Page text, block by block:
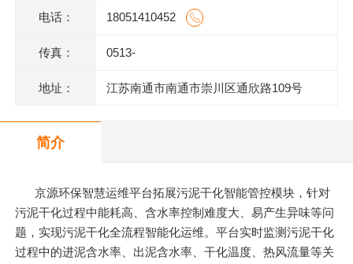
电话： 18051410452
传真： 0513-
地址： 江苏南通市南通市崇川区通欣路109号
简介
京源环保智慧运维平台拓展污泥干化智能管控模块，针对
污泥干化过程中能耗高、含水率控制难度大、易产生异味等问
题，实现污泥干化全流程智能化运维。平台实时监测污泥干化
过程中的进泥含水率、出泥含水率、干化温度、热风流量等关